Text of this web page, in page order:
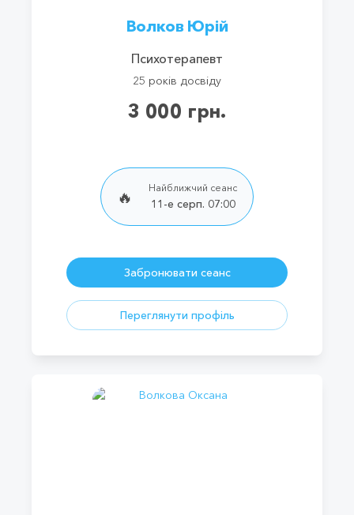
Волков Юрій
Психотерапевт
25 років досвіду
3 000 грн.
🔥
Найближчий сеанс
11-е серп. 07:00
Забронювати сеанс
Переглянути профіль